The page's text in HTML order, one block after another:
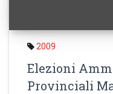
2009
Elezioni
Provinciali